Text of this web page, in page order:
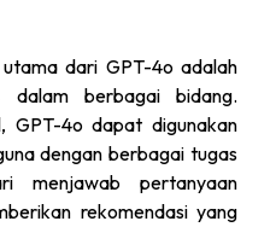
dari GPT-4o adalah
dalam berbagai bidang.
GPT-4o dapat digunakan
dengan berbagai tugas
menjawab pertanyaan
rekomendasi yang